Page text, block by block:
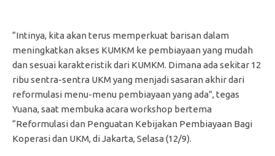
“Intinya, kita akan terus memperkuat barisan dalam
meningkatkan akses KUMKM ke pembiayaan yang mudah
dan sesuai karakteristik dari KUMKM. Dimana ada sekitar 12
ribu sentra-sentra UKM yang menjadi sasaran akhir dari
reformulasi menu-menu pembiayaan yang ada”, tegas
Yuana, saat membuka acara workshop bertema
“Reformulasi dan Penguatan Kebijakan Pembiayaan Bagi
Koperasi dan UKM, di Jakarta, Selasa (12/9).